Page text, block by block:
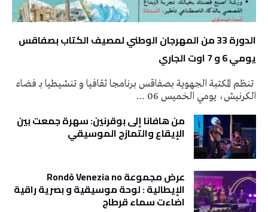
الدورة 33 من المهرجان الوطني لمصيف الكتاب بصفاقس
يومي 6 و 7 اوت الجاري
تنظم المكتبة الجهوية بصفاقس برنامجا ثقافيا و تنشيطيا بـ فضاء
الكرنيش، يومي الخميس 06 …
من هافانا إلى بوقرنين: سهرة جمعت بين
الإيقاع والتمازج الموسيقي
عرض مجموعة Rondò Venezia no
الإيطالية : لوحة موسيقية و بصرية راقية
اضاءت سماء قرطاج